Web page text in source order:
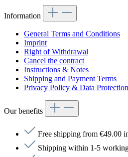
Information
General Terms and Conditions
Imprint
Right of Withdrawal
Cancel the contract
Instructions & Notes
Shipping and Payment Terms
Privacy Policy & Data Protection
Our benefits
Free shipping from €49.00
Shipping within 1-5